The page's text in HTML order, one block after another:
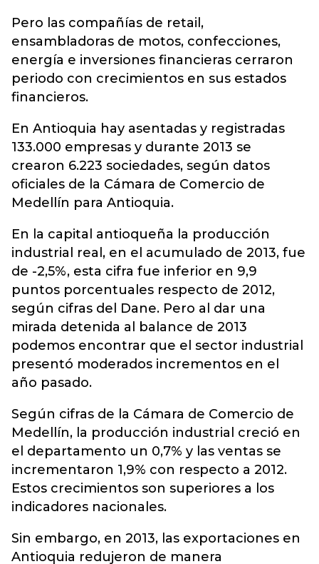
Pero las compañías de retail,
ensambladoras de motos, confecciones,
energía e inversiones financieras cerraron
periodo con crecimientos en sus estados
financieros.
En Antioquia hay asentadas y registradas
133.000 empresas y durante 2013 se
crearon 6.223 sociedades, según datos
oficiales de la Cámara de Comercio de
Medellín para Antioquia.
En la capital antioqueña la producción
industrial real, en el acumulado de 2013, fue
de -2,5%, esta cifra fue inferior en 9,9
puntos porcentuales respecto de 2012,
según cifras del Dane. Pero al dar una
mirada detenida al balance de 2013
podemos encontrar que el sector industrial
presentó moderados incrementos en el
año pasado.
Según cifras de la Cámara de Comercio de
Medellín, la producción industrial creció en
el departamento un 0,7% y las ventas se
incrementaron 1,9% con respecto a 2012.
Estos crecimientos son superiores a los
indicadores nacionales.
Sin embargo, en 2013, las exportaciones en
Antioquia redujeron de manera